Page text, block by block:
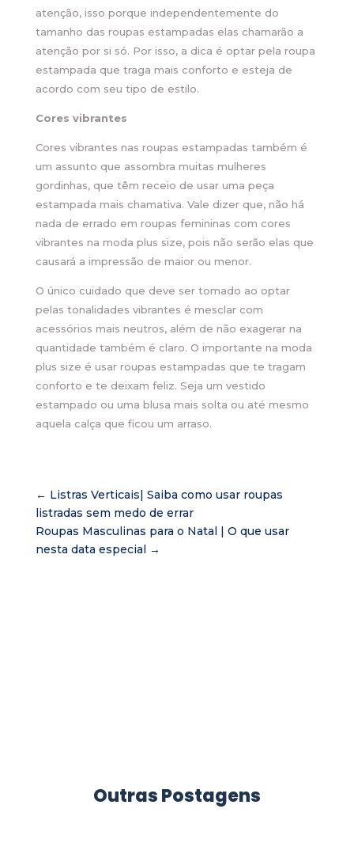
atenção, isso porque independentemente do
tamanho das roupas estampadas elas chamarão a
atenção por si só. Por isso, a dica é optar pela roupa
estampada que traga mais conforto e esteja de
acordo com seu tipo de estilo.
Cores vibrantes
Cores vibrantes nas roupas estampadas também é
um assunto que assombra muitas mulheres
gordinhas, que têm receio de usar uma peça
estampada mais chamativa. Vale dizer que, não há
nada de errado em roupas femininas com cores
vibrantes na moda plus size, pois não serão elas que
causará a impressão de maior ou menor.
O único cuidado que deve ser tomado ao optar
pelas tonalidades vibrantes é mesclar com
acessórios mais neutros, além de não exagerar na
quantidade também é claro. O importante na moda
plus size é usar roupas estampadas que te tragam
conforto e te deixam feliz. Seja um vestido
estampado ou uma blusa mais solta ou até mesmo
aquela calça que ficou um arraso.
← Listras Verticais| Saiba como usar roupas
listradas sem medo de errar
Roupas Masculinas para o Natal | O que usar
nesta data especial
→
Outras Postagens